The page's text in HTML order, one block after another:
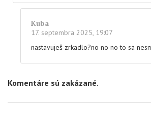
Kuba
17. septembra 2025, 19:07
nastavuješ zrkadlo?no no no to sa
Komentáre sú zakázané.